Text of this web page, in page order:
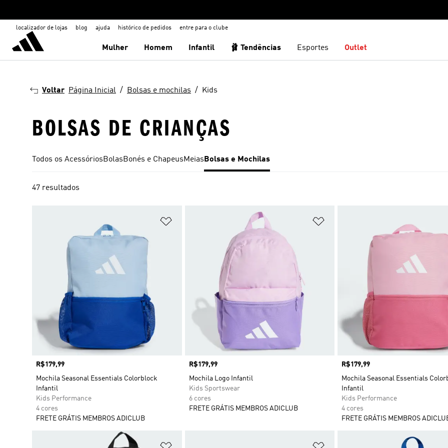
localizador de lojas blog ajuda histórico de pedidos entre para o clube
Mulher Homem Infantil 🩰 Tendências Esportes Outlet
Voltar Página Inicial Bolsas e mochilas Kids
BOLSAS DE CRIANÇAS
Todos os AcessóriosBolasBonés e ChapeusMeias Bolsas e Mochilas
47 resultados
Adicionar à Lista de Desejos
Preço
R$179,99
Mochila Seasonal Essentials Colorblock
Infantil
Kids Performance
4 cores
FRETE GRÁTIS MEMBROS ADICLUB
Preço
R$179,99
Mochila Logo Infantil
Kids Sportswear
6 cores
FRETE GRÁTIS MEMBROS ADICLUB
Preço
R$179,99
Mochila Seasonal Essentials
Infantil
Kids Performance
4 cores
FRETE GRÁTIS MEMBROS
Adicionar à Lista de Desejos